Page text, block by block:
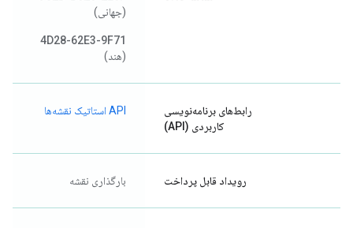
(جهانی)
4D28-62E3-9F71
(هند)
رابط‌های برنامه‌نویسی
کاربردی (API)
API استاتیک نقشه‌ها
رویداد قابل پرداخت بارگذاری نقشه